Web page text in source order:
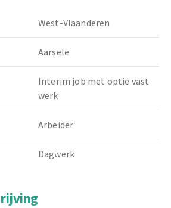
West-Vlaanderen
Aarsele
Interim job met optie vast
werk
Arbeider
Dagwerk